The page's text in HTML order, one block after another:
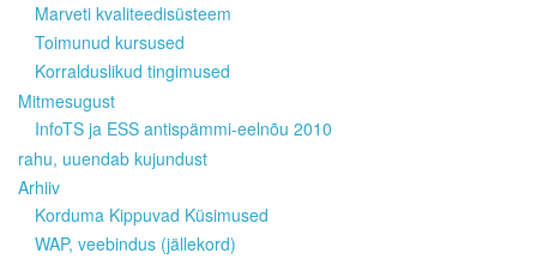
Marveti kvaliteedisüsteem
Toimunud kursused
Korralduslikud tingimused
Mitmesugust
InfoTS ja ESS antispämmi-eelnõu 2010
rahu, uuendab kujundust
Arhiiv
Korduma Kippuvad Küsimused
WAP, veebindus (jällekord)